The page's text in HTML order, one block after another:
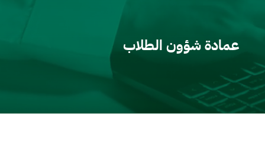
عمادة شؤون الطلاب